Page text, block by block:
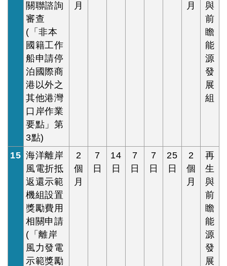
關聯諮詢
審查
(「非本
國籍工作
船申請停
泊國際商
港以外之
其他港灣
口岸作業
要點」第
3點)
月
月
與
前
瞻
能
源
發
展
組
15 海洋離岸
風電折抵
返還示範
機組設置
獎勵費用
相關申請
(「離岸
風力發電
示範獎勵
2
個
月
7
日
14
日
7
日
7
日
25
日
2
個
月
再
生
與
前
瞻
能
源
發
展